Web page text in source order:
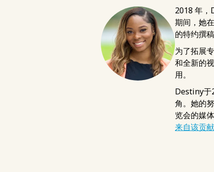
2018 年，
期间，她
的特约撰
为了拓展
和全新的
用。
Destiny于
角。她的
览会的媒
来自该贡